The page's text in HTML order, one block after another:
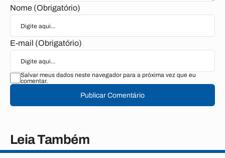
Nome (Obrigatório)
E-mail (Obrigatório)
Salvar meus dados neste navegador para a próxima vez que eu
comentar.
Publicar Comentário
Leia Também